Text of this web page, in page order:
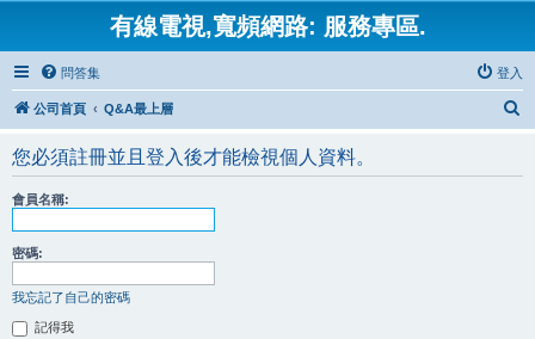
有線電視,寬頻網路: 服務專區.
問答集 登入
公司首頁 Q&A最上層
您必須註冊並且登入後才能檢視個人資料。
會員名稱:
密碼:
我忘記了自己的密碼
記得我